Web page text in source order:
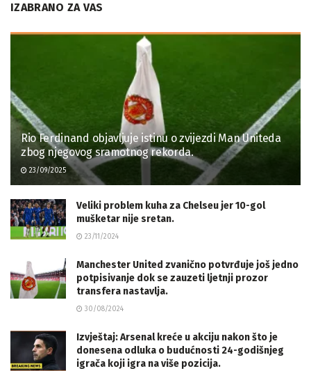
IZABRANO ZA VAS
Rio Ferdinand objavljuje istinu o zvijezdi Man Uniteda
zbog njegovog sramotnog rekorda.
23/09/2025
Veliki problem kuha za Chelseu jer 10-gol
mušketar nije sretan.
23/11/2024
Manchester United zvanično potvrđuje još jedno
potpisivanje dok se zauzeti ljetnji prozor
transfera nastavlja.
30/08/2024
Izvještaj: Arsenal kreće u akciju nakon što je
donesena odluka o budućnosti 24-godišnjeg
igrača koji igra na više pozicija.